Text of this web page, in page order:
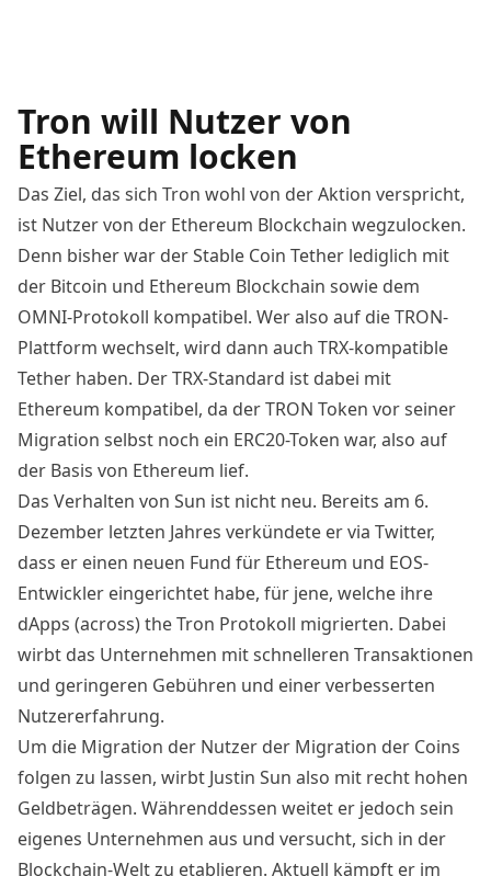
Tron will Nutzer von
Ethereum locken
Das Ziel, das sich Tron wohl von der Aktion verspricht,
ist Nutzer von der Ethereum Blockchain wegzulocken.
Denn bisher war der Stable Coin Tether lediglich mit
der Bitcoin und Ethereum Blockchain sowie dem
OMNI-Protokoll kompatibel. Wer also auf die TRON-
Plattform wechselt, wird dann auch TRX-kompatible
Tether haben. Der TRX-Standard ist dabei mit
Ethereum kompatibel, da der TRON Token vor seiner
Migration selbst noch ein ERC20-Token war, also auf
der Basis von Ethereum lief.
Das Verhalten von Sun ist nicht neu. Bereits am 6.
Dezember letzten Jahres verkündete er via Twitter,
dass er einen neuen Fund für Ethereum und EOS-
Entwickler eingerichtet habe, für jene, welche ihre
dApps (across) the Tron Protokoll migrierten. Dabei
wirbt das Unternehmen mit schnelleren Transaktionen
und geringeren Gebühren und einer verbesserten
Nutzererfahrung.
Um die Migration der Nutzer der Migration der Coins
folgen zu lassen, wirbt Justin Sun also mit recht hohen
Geldbeträgen. Währenddessen weitet er jedoch sein
eigenes Unternehmen aus und versucht, sich in der
Blockchain-Welt zu etablieren. Aktuell kämpft er im